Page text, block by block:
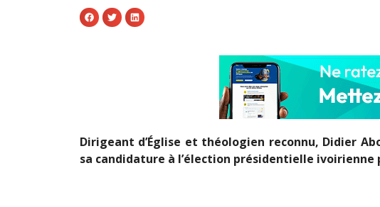
Dirigeant d’Église et théologien reconnu, Didier
sa candidature à l’élection présidentielle ivoirienne